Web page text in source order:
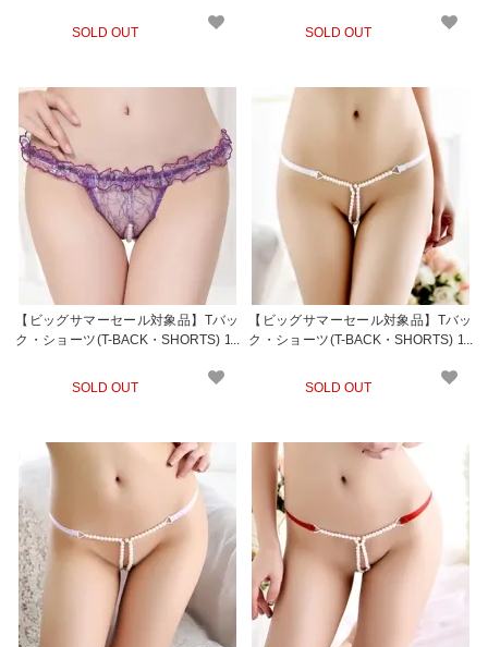
SOLD OUT
SOLD OUT
【ビッグサマーセール対象品】Tバッ
ク・ショーツ(T-BACK・SHORTS) 19
SOLD OUT
【ビッグサマーセール対象品】Tバッ
ク・ショーツ(T-BACK・SHORTS) 15
SOLD OUT